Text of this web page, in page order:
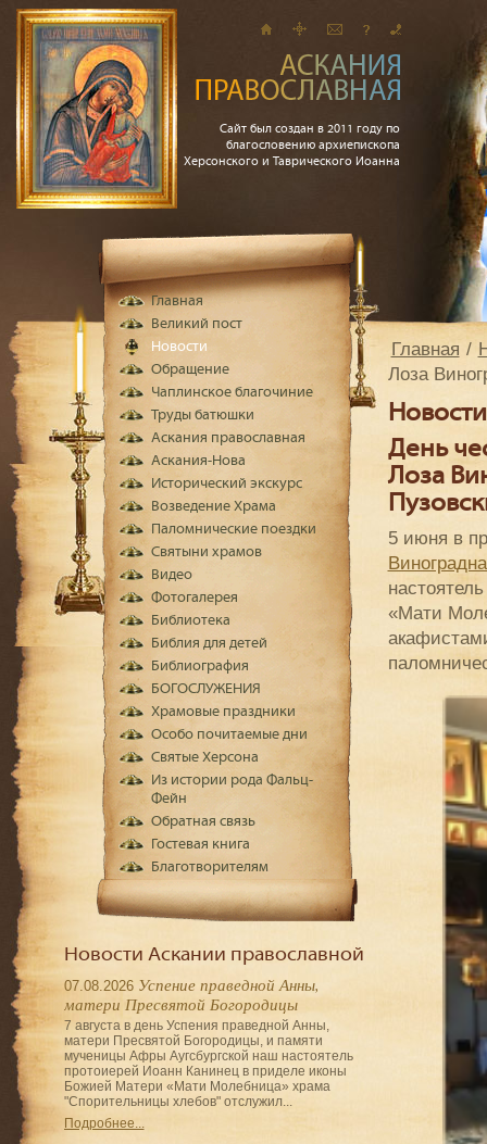
Сайт был создан в 2011 году по
благословению архиепископа
Херсонского и Таврического Иоанна
Главная
Лоза
Новости
День
Лоза
5 июня в
«Мати
Главная
Великий пост
Новости
Обращение
Чаплинское благочиние
Труды батюшки
Аскания православная
Аскания-Нова
Исторический экскурс
Возведение Храма
Паломнические поездки
Святыни храмов
Видео
Фотогалерея
Библиотека
Библия для детей
Библиография
БОГОСЛУЖЕНИЯ
Храмовые праздники
Особо почитаемые дни
Святые Херсона
Из истории рода Фальц-
Фейн
Обратная связь
Гостевая книга
Благотворителям
Новости Аскании православной
07.08.2026 Успение праведной Анны,
матери Пресвятой Богородицы
7 августа в день Успения праведной Анны,
матери Пресвятой Богородицы, и памяти
мученицы Афры Аугсбургской наш настоятель
протоиерей Иоанн Канинец в приделе иконы
Божией Матери «Мати Молебница» храма
"Спорительницы хлебов" отслужил...
Подробнее...